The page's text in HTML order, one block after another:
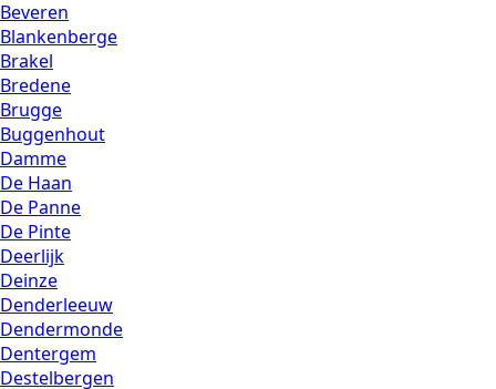
Beveren
Blankenberge
Brakel
Bredene
Brugge
Buggenhout
Damme
De Haan
De Panne
De Pinte
Deerlijk
Deinze
Denderleeuw
Dendermonde
Dentergem
Destelbergen